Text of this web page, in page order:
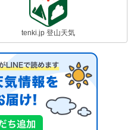
tenki.jp 登山天気